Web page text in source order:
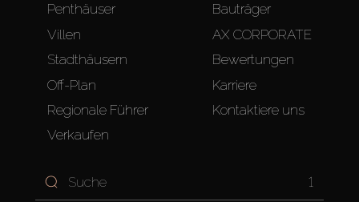
Penthäuser
Villen
Stadthäusern
Off-Plan
Regionale Führer
Verkaufen
Bauträger
AX CORPORATE
Bewertungen
Karriere
Kontaktiere uns
1